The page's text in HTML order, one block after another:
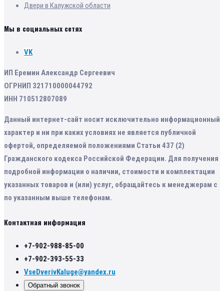
Двери в Калужской области
Мы в социальных сетях
VK
ИП Еремин Александр Сергеевич
ОГРНИП 321710000044792
ИНН 710512807089
Данный интернет-сайт носит исключительно информационный
характер и ни при каких условиях не является публичной
офертой, определяемой положениями Статьи 437 (2)
Гражданского кодекса Российской Федерации. Для получения
подробной информации о наличии, стоимости и комплектации
указанных товаров и (или) услуг, обращайтесь к менеджерам с
по указанным выше телефонам.
Контактная информация
+7-902-988-85-00
+7-902-393-55-33
VseDverivKaluge@yandex.ru
Обратный звонок